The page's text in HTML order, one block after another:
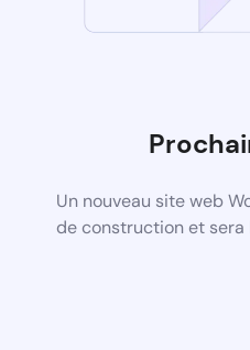
Un nouveau site web
de construction et